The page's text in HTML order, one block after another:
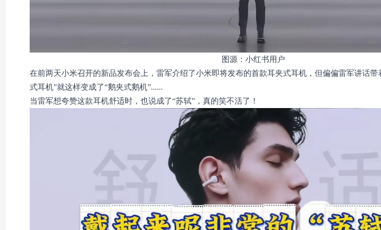
图源：小红书用户
在前两天小米召开的新品发布会上，雷军介绍了小米即将发布的首款耳夹式耳机，但偏偏雷军讲话带
式耳机”就这样变成了“鹅夹式鹅机”......
当雷军想夸赞这款耳机舒适时，也说成了“苏轼”，真的笑不活了！